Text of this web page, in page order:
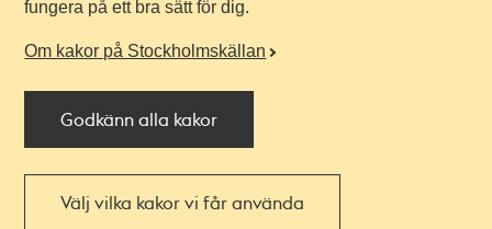
fungera på ett bra sätt för dig.
Om kakor på Stockholmskällan
Godkänn alla kakor
Välj vilka kakor vi får använda